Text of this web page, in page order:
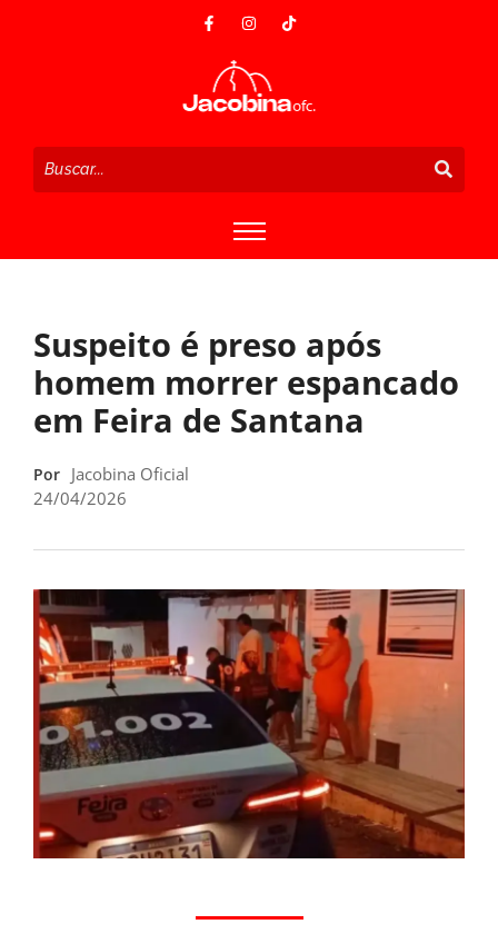
Suspeito é preso após
homem morrer espancado
em Feira de Santana
Por Jacobina Oficial
24/04/2026